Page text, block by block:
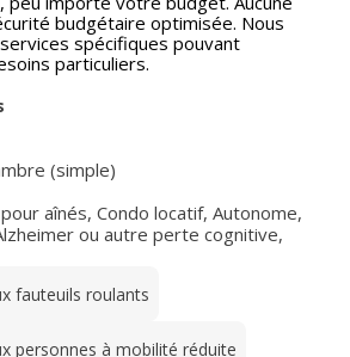
budgétaire optimisée. Nous
spécifiques pouvant
particuliers.
(simple)
aînés, Condo locatif, Autonome,
ou autre perte cognitive,
fauteuils roulants
personnes à mobilité réduite